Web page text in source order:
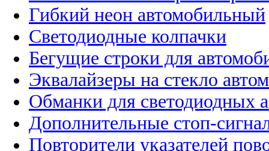
Гибкий неон автомобильный
Светодиодные колпачки
Бегущие строки для
Эквалайзеры на стекло
Обманки для светодиодных
Дополнительные стоп-
Повторители указателей